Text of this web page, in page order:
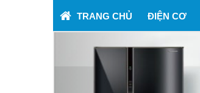
TRANG CHỦ ĐIỆN CƠ